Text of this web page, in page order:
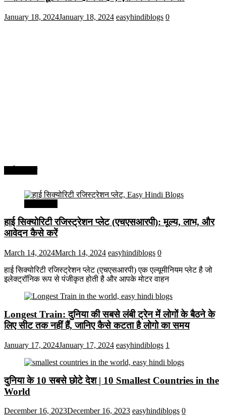
January 18, 2024January 18, 2024 easyhindiblogs 0
हाई सिक्योरिटी रजिस्ट्रेशन प्लेट (एचएसआरपी): मूल्य, लाभ, और
आवेदन कैसे करें
March 14, 2024March 14, 2024 easyhindiblogs 0
हाई सिक्योरिटी रजिस्ट्रेशन प्लेट (एचएसआरपी) एक एल्यूमीनियम प्लेट है जो
इलेक्ट्रॉनिक रूप से पंजीकृत होती है और आपके मोटर वाहन
Longest Train: दुनिया की सबसे लंबी ट्रेन में लोगों के बैठने के
लिए सीट तक ​​नहीं हैं, जानिए कैसे कटता है लोगो का समय
January 17, 2024January 17, 2024 easyhindiblogs 1
दुनिया के 10 सबसे छोटे देश | 10 Smallest Countries in the
World
December 16, 2023December 16, 2023 easyhindiblogs 0